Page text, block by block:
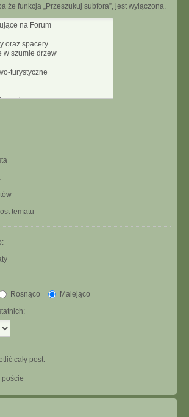
że funkcja „Przeszukuj subfora”, jest wyłączona.
tematu
Rosnąco
Malejąco
cały post.
poście